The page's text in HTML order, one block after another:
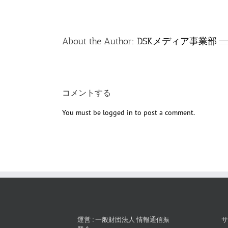
About the Author: DSKメディア事業部
コメントする
You must be logged in to post a comment.
運営 : 一般財団法人 情報通信振